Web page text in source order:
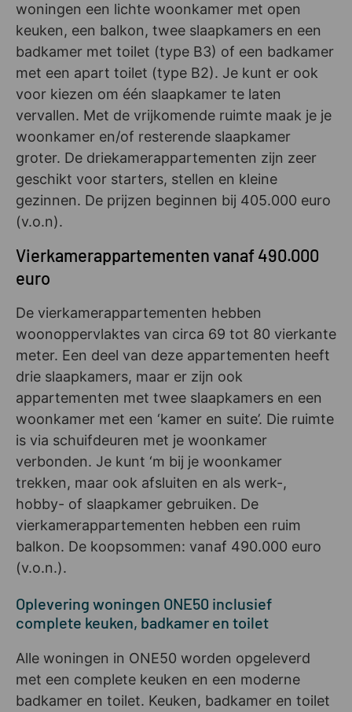
woningen een lichte woonkamer met open
keuken, een balkon, twee slaapkamers en een
badkamer met toilet (type B3) of een badkamer
met een apart toilet (type B2). Je kunt er ook
voor kiezen om één slaapkamer te laten
vervallen. Met de vrijkomende ruimte maak je je
woonkamer en/of resterende slaapkamer
groter. De driekamerappartementen zijn zeer
geschikt voor starters, stellen en kleine
gezinnen. De prijzen beginnen bij 405.000 euro
(v.o.n).
Vierkamerappartementen vanaf 490.000
euro
De vierkamerappartementen hebben
woonoppervlaktes van circa 69 tot 80 vierkante
meter. Een deel van deze appartementen heeft
drie slaapkamers, maar er zijn ook
appartementen met twee slaapkamers en een
woonkamer met een ‘kamer en suite’. Die ruimte
is via schuifdeuren met je woonkamer
verbonden. Je kunt ‘m bij je woonkamer
trekken, maar ook afsluiten en als werk-,
hobby- of slaapkamer gebruiken. De
vierkamerappartementen hebben een ruim
balkon. De koopsommen: vanaf 490.000 euro
(v.o.n.).
Oplevering woningen ONE50 inclusief
complete keuken, badkamer en toilet
Alle woningen in ONE50 worden opgeleverd
met een complete keuken en een moderne
badkamer en toilet. Keuken, badkamer en toilet